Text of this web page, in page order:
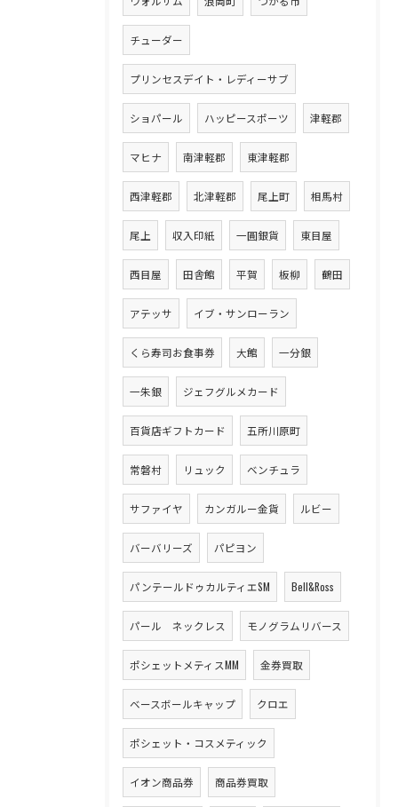
チューダー
プリンセスデイト・レディーサブ
ショパール ハッピースポーツ 津軽郡
マヒナ 南津軽郡 東津軽郡
西津軽郡 北津軽郡 尾上町 相馬村
尾上 収入印紙 一圓銀貨 東目屋
西目屋 田舎館 平賀 板柳 鶴田
アテッサ イブ・サンローラン
くら寿司お食事券 大館 一分銀
一朱銀 ジェフグルメカード
百貨店ギフトカード 五所川原町
常磐村 リュック ベンチュラ
サファイヤ カンガルー金貨 ルビー
バーバリーズ パピヨン
パンテールドゥカルティエSM Bell&Ross
パール ネックレス モノグラムリバース
ポシェットメティスMM 金券買取
ベースボールキャップ クロエ
ポシェット・コスメティック
イオン商品券 商品券買取